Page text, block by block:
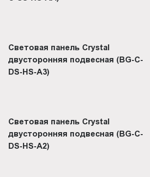
Световая панель Crystal
двусторонняя подвесная (BG-C-
DS-HS-A3)
Световая панель Crystal
двусторонняя подвесная (BG-C-
DS-HS-A2)